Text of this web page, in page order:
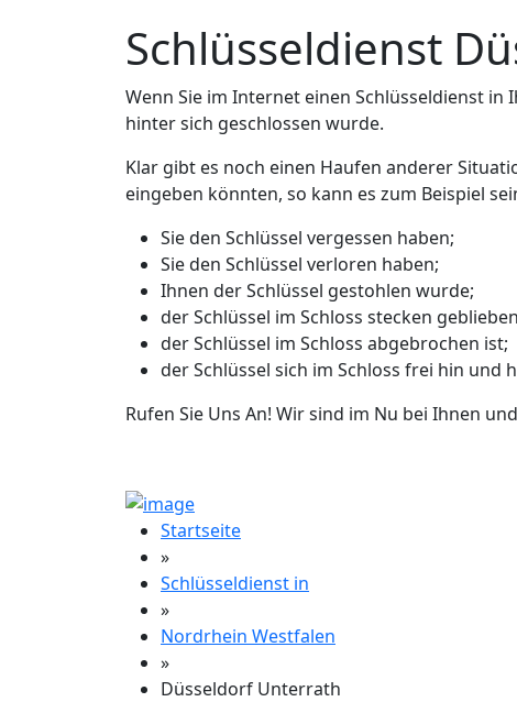
Schlüsseldienst
Wenn Sie im Internet einen Schlüsseldienst in
hinter sich geschlossen wurde.
Klar gibt es noch einen Haufen anderer
eingeben könnten, so kann es zum Beispiel
Sie den Schlüssel vergessen haben;
Sie den Schlüssel verloren haben;
Ihnen der Schlüssel gestohlen wurde;
der Schlüssel im Schloss stecken
der Schlüssel im Schloss abgebrochen ist;
der Schlüssel sich im Schloss frei hin und
Rufen Sie Uns An! Wir sind im Nu bei Ihnen
Startseite
»
Schlüsseldienst in
»
Nordrhein Westfalen
»
Düsseldorf Unterrath